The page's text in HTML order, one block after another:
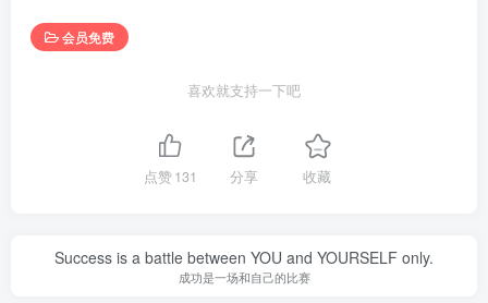
会员免费
喜欢就支持一下吧
点赞131 分享 收藏
Success is a battle between YOU and YOURSELF only.
成功是一场和自己的比赛